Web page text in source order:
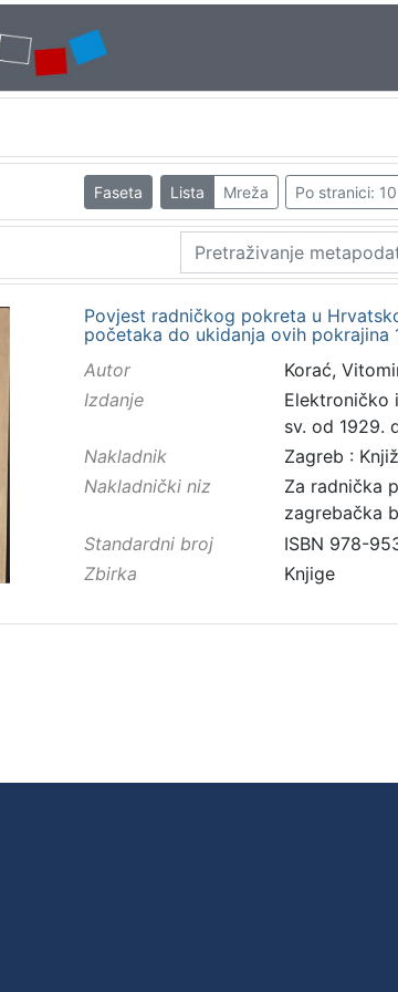
Faseta Lista Mreža Po stranici: 10
Povjest radničkog pokreta u
početaka do ukidanja ovih pokrajina
Autor
Korać,
Izdanje
Elektroničko
sv. od 1929.
Nakladnik
Zagreb :
Nakladnički niz
Za radnička
zagrebačka
Standardni broj
ISBN 978-
Zbirka
Knjige